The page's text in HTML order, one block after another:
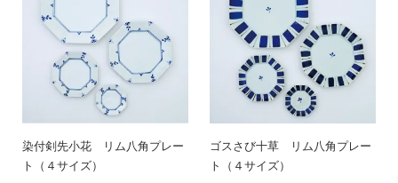
染付剣先小花 リム八角プレー
ト（４サイズ）
ゴスさび十草 リム八角プレー
ト（４サイズ）